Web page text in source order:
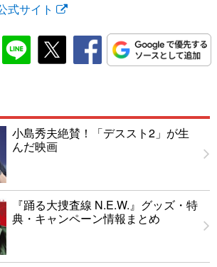
式サイト
小島秀夫絶賛！「デススト2」が生
んだ映画
『踊る大捜査線 N.E.W.』グッズ・特
典・キャンペーン情報まとめ